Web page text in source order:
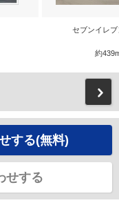
セブンイレ
約
する(無料)
せする